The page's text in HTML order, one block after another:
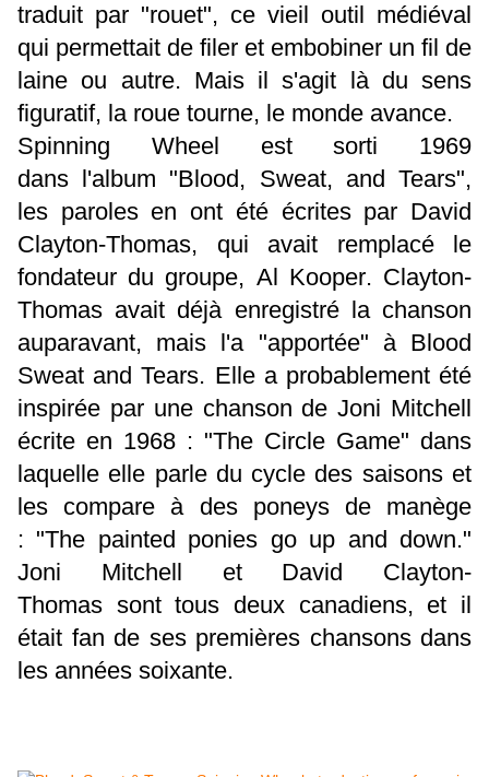
traduit par "rouet", ce vieil outil médiéval
qui permettait de filer et embobiner un fil de
laine ou autre. Mais il s'agit là du sens
figuratif, la roue tourne, le monde avance.
Spinning Wheel est sorti 1969
dans l'album "Blood, Sweat, and Tears",
les paroles en ont été écrites par David
Clayton-Thomas, qui avait remplacé le
fondateur du groupe, Al Kooper. Clayton-
Thomas avait déjà enregistré la chanson
auparavant, mais l'a "apportée" à Blood
Sweat and Tears. Elle a probablement été
inspirée par une chanson de Joni Mitchell
écrite en 1968 : "The Circle Game" dans
laquelle elle parle du cycle des saisons et
les compare à des poneys de manège
: "The painted ponies go up and down."
Joni Mitchell et David Clayton-
Thomas sont tous deux canadiens, et il
était fan de ses premières chansons dans
les années soixante.